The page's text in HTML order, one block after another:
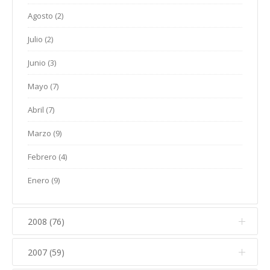
Febrero (31)
Enero (5)
Febrero (10)
Abril (11)
Marzo (10)
Febrero (10)
Enero (2)
Mayo (10)
Abril (6)
Marzo (9)
Febrero (4)
Enero (8)
Agosto (2)
Julio (2)
Junio (3)
Mayo (7)
Abril (7)
Marzo (9)
Febrero (4)
Enero (9)
2008 (76)
Diciembre (10)
2007 (59)